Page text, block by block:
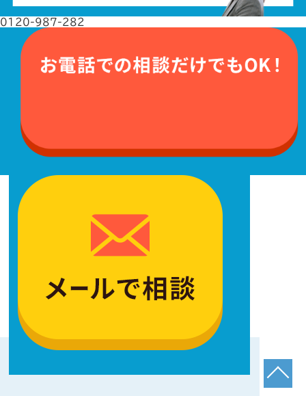
0120-987-282